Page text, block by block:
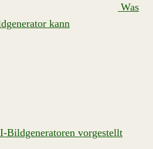
Was
kann
Bildgeneratoren vorgestellt